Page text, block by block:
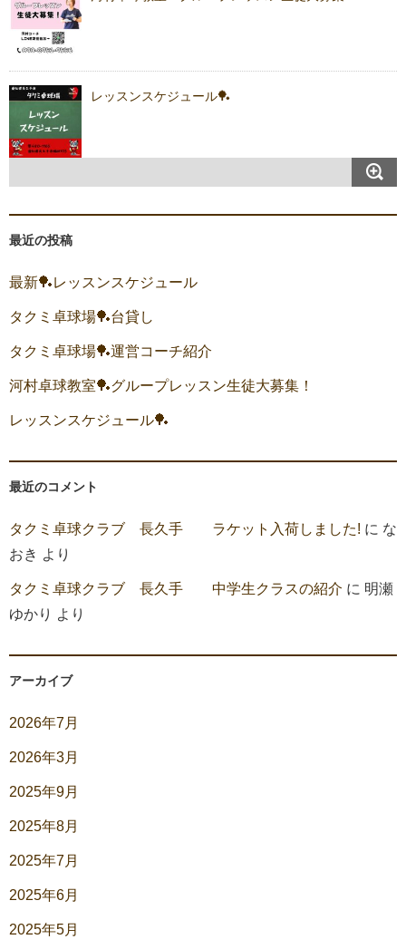
レッスンスケジュール🏓
最近の投稿
最新🏓レッスンスケジュール
タクミ卓球場🏓台貸し
タクミ卓球場🏓運営コーチ紹介
河村卓球教室🏓グループレッスン生徒大募集！
レッスンスケジュール🏓
最近のコメント
タクミ卓球クラブ 長久手 ラケット入荷しました! に な
おき より
タクミ卓球クラブ 長久手 中学生クラスの紹介 に 明瀬
ゆかり より
アーカイブ
2026年7月
2026年3月
2025年9月
2025年8月
2025年7月
2025年6月
2025年5月